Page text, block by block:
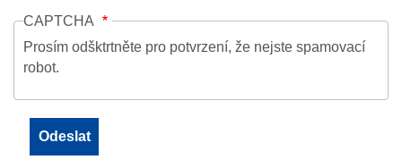
CAPTCHA
Prosím odšktrtněte pro potvrzení, že nejste spamovací
robot.